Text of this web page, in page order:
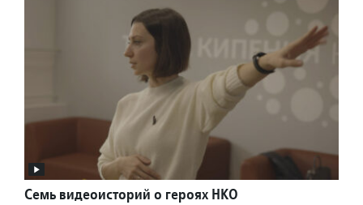
Семь видеоисторий о героях НКО